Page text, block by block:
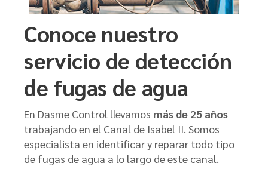
Conoce nuestro
servicio de detección
de fugas de agua
En Dasme Control llevamos más de 25 años
trabajando en el Canal de Isabel II. Somos
especialista en identificar y reparar todo tipo
de fugas de agua a lo largo de este canal.